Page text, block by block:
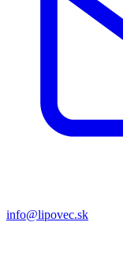
info@lipovec.sk